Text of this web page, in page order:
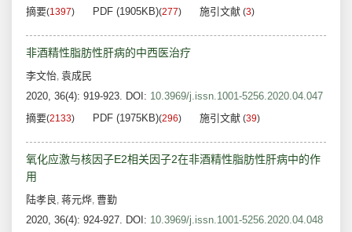
摘要(1397) PDF (1905KB)(277) 施引文献 (3)
非酒精性脂肪性肝病的中西医治疗
李文怡, 袁成民
2020, 36(4): 919-923. DOI: 10.3969/j.issn.1001-5256.2020.04.047
摘要(2133) PDF (1975KB)(296) 施引文献 (39)
氧化应激与核因子E2相关因子2在非酒精性脂肪性肝病中的作
用
陆孝良, 蒋元烨, 曹勤
2020, 36(4): 924-927. DOI: 10.3969/j.issn.1001-5256.2020.04.048